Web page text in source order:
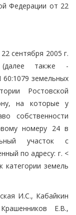
Федерации от 22
сентября 2005 г.
также -
земельных
Ростовской
на которые у
собственности
номеру 24 в
участок с
по адресу: г. <
земель
И.С., Кабайкин
Е.В.,